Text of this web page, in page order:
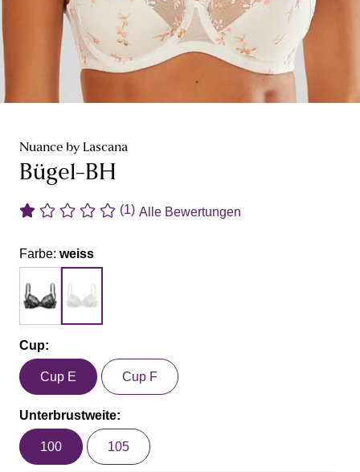
Nuance by Lascana
Bügel-BH
(1) Alle Bewertungen
Farbe: weiss
Cup:
Cup E Cup F
Unterbrustweite:
100 105